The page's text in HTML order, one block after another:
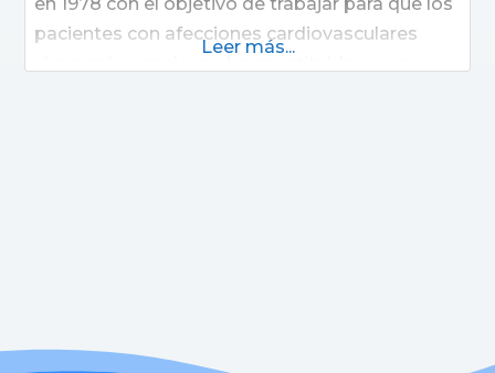
pacientes con afecciones cardiovasculares
Leer más...